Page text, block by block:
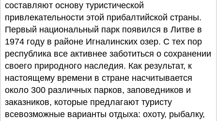
составляют основу туристической
привлекательности этой прибалтийской страны.
Первый национальный парк появился в Литве в
1974 году в районе Игналинских озер. С тех пор
республика все активнее заботиться о сохранении
своего природного наследия. Как результат, к
настоящему времени в стране насчитывается
около 300 различных парков, заповедников и
заказников, которые предлагают туристу
всевозможные варианты отдыха: охоту, рыбалку,